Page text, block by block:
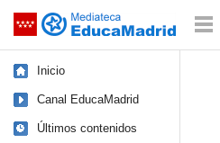
Saltar navegación
Inicio
Canal EducaMadrid
Últimos contenidos